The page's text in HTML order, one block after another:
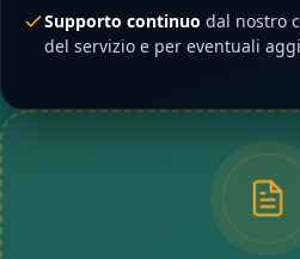
Supporto continuo dal nostro
del servizio e per eventuali